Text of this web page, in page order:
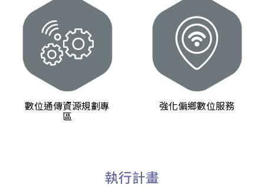
數位通傳資源規劃專
區
強化偏鄉數位服務
執行計畫